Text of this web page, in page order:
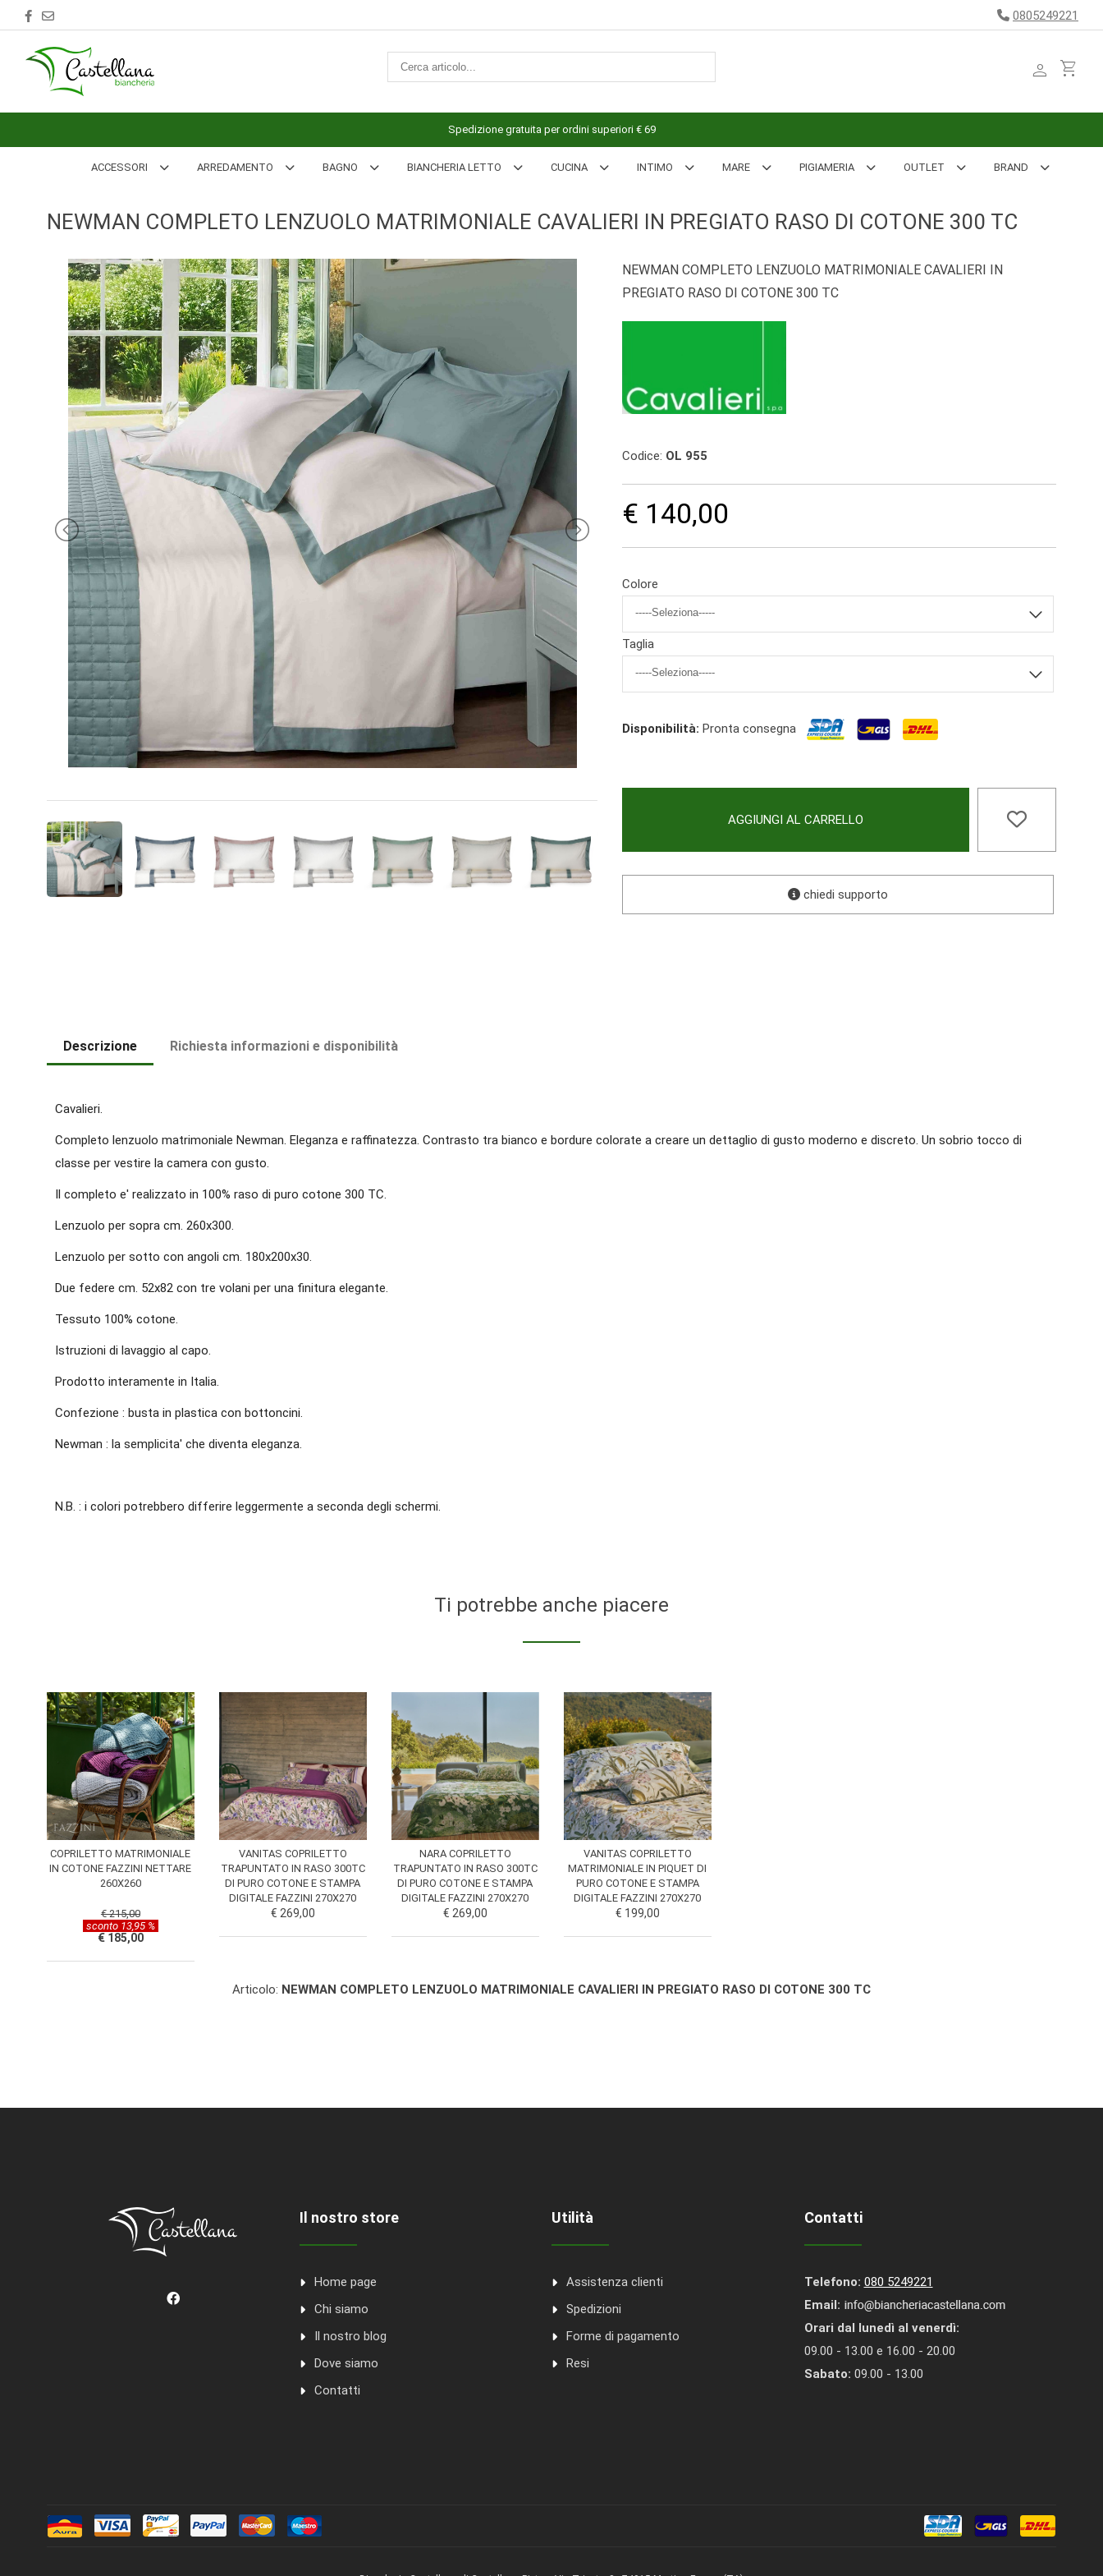
ACCESSORI
CUCINA
PIGIAMERIA
0805249221
person shopping_cart
Spedizione gratuita per ordini superiori € 69
ACCESSORI ARREDAMENTO BAGNO BIANCHERIA LETTO CUCINA INTIMO MARE PIGIAMERIA OUTLET BRAND
NEWMAN COMPLETO LENZUOLO MATRIMONIALE CAVALIERI IN PREGIATO RASO DI COTONE 300 TC
NEWMAN COMPLETO LENZUOLO MATRIMONIALE CAVALIERI IN
PREGIATO RASO DI COTONE 300 TC
Codice: OL 955
€ 140,00
Colore
Taglia
Disponibilità: Pronta consegna
AGGIUNGI AL CARRELLO
chiedi supporto
Descrizione Richiesta informazioni e disponibilità
Cavalieri.
Completo lenzuolo matrimoniale Newman. Eleganza e raffinatezza. Contrasto tra bianco e bordure colorate a creare un dettaglio di gusto moderno e discreto. Un sobrio tocco di
classe per vestire la camera con gusto.
Il completo e' realizzato in 100% raso di puro cotone 300 TC.
Lenzuolo per sopra cm. 260x300.
Lenzuolo per sotto con angoli cm. 180x200x30.
Due federe cm. 52x82 con tre volani per una finitura elegante.
Tessuto 100% cotone.
Istruzioni di lavaggio al capo.
Prodotto interamente in Italia.
Confezione : busta in plastica con bottoncini.
Newman : la semplicita' che diventa eleganza.
N.B. : i colori potrebbero differire leggermente a seconda degli schermi.
Ti potrebbe anche piacere
COPRILETTO MATRIMONIALE
IN COTONE FAZZINI NETTARE
260X260
€ 215,00
sconto 13,95 %
€ 185,00
VANITAS COPRILETTO
TRAPUNTATO IN RASO 300TC
DI PURO COTONE E STAMPA
DIGITALE FAZZINI 270X270
€ 269,00
NARA COPRILETTO
TRAPUNTATO IN RASO 300TC
DI PURO COTONE E STAMPA
DIGITALE FAZZINI 270X270
€ 269,00
VANITAS COPRILETTO
MATRIMONIALE IN PIQUET DI
PURO COTONE E STAMPA
DIGITALE FAZZINI 270X270
€ 199,00
Articolo: NEWMAN COMPLETO LENZUOLO MATRIMONIALE CAVALIERI IN PREGIATO RASO DI COTONE 300 TC
Il nostro store
Home page
Chi siamo
Il nostro blog
Dove siamo
Contatti
Utilità
Assistenza clienti
Spedizioni
Forme di pagamento
Resi
Contatti
Telefono: 080 5249221
Email:
Orari dal lunedì al venerdì:
09.00 - 13.00 e 16.00 - 20.00
Sabato: 09.00 - 13.00